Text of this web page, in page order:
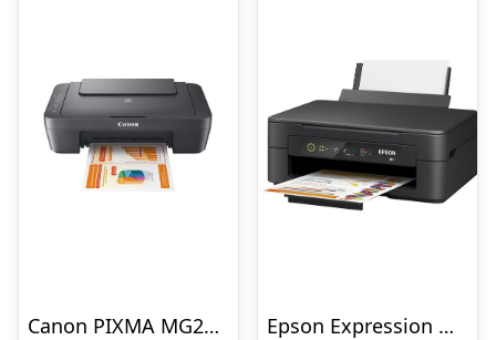
Canon PIXMA MG2556S Multifunktion – Farve – Blæk
Epson Expression Home XP-2200 Multifunktion – Farve – Blæk